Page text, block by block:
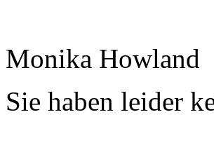
Monika Howland
Sie haben leider